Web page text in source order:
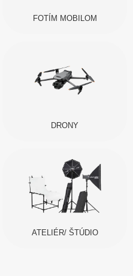
FOTÍM MOBILOM
DRONY
ATELIÉR/ ŠTÚDIO